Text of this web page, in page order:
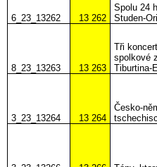
6_23_13262 13 262
Spolu 24
Studen-
8_23_13263 13 263
Tři
spolkové
Tiburtina-
3_23_13264 13 264
Česko-